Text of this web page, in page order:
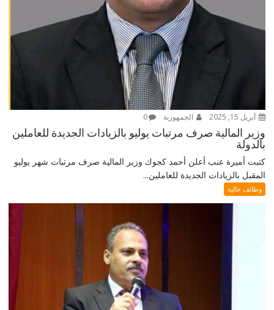
أبريل 15, 2025 الجمهورية 0
وزير المالية صرف مرتبات يوليو بالزيادات الجديدة للعاملين
بالدولة
كتبت أميرة عنب أعلن أحمد كجوك وزير المالية صرف مرتبات شهر يوليو
المقبل بالزيادات الجديدة للعاملين...
وظائف خالية